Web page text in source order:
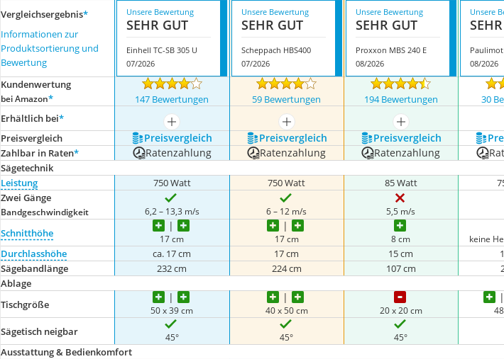
Vergleichsergebnis*
Informationen zur
Produktsortierung und
Bewertung
Unsere Bewertung
SEHR GUT
Einhell TC-SB 305 U
07/2026
Unsere Bewertung
SEHR GUT
Scheppach HBS400
07/2026
Unsere Bewertung
SEHR GUT
Proxxon MBS 240 E
08/2026
Unsere
08/2026
Kundenwertung
bei Amazon* 147 Bewertungen 59 Bewertungen 194 Bewertungen 30
Erhältlich bei*
mehr anzeigen mehr anzeigen mehr anzeigen
Preis­vergleich
Preis­vergleich Preis­vergleich Preis­vergleich
Zahlbar in Raten* Ratenzahlung Ratenzahlung Ratenzahlung
Sägetechnik
Leistung
750 Watt 750 Watt 85 Watt
Zwei Gänge
Bandgeschwindigkeit 6,2 – 13,3 m/s 6 – 12 m/s 5,5 m/s
Schnitthöhe 17 cm 17 cm 8 cm keine
Durchlasshöhe ca. 17 cm 17 cm 15 cm
Sägebandlänge 232 cm 224 cm 107 cm
Ablage
Tischgröße
50 x 39 cm 40 x 50 cm 20 x 20 cm
Sägetisch neigbar 45° 45° 45°
Ausstattung & Bedienkomfort